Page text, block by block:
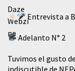
Entrevista a
Adelanto N° 2
Tuvimos el gusto
indiscutible de